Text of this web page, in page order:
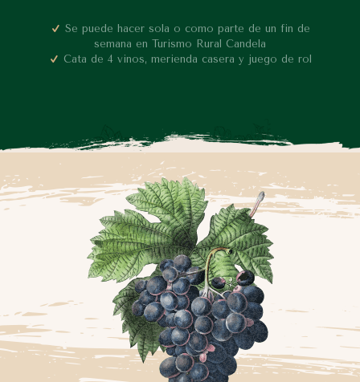
Se puede hacer sola o como parte de un fin de
semana en Turismo Rural Candela
Cata de 4 vinos, merienda casera y juego de rol